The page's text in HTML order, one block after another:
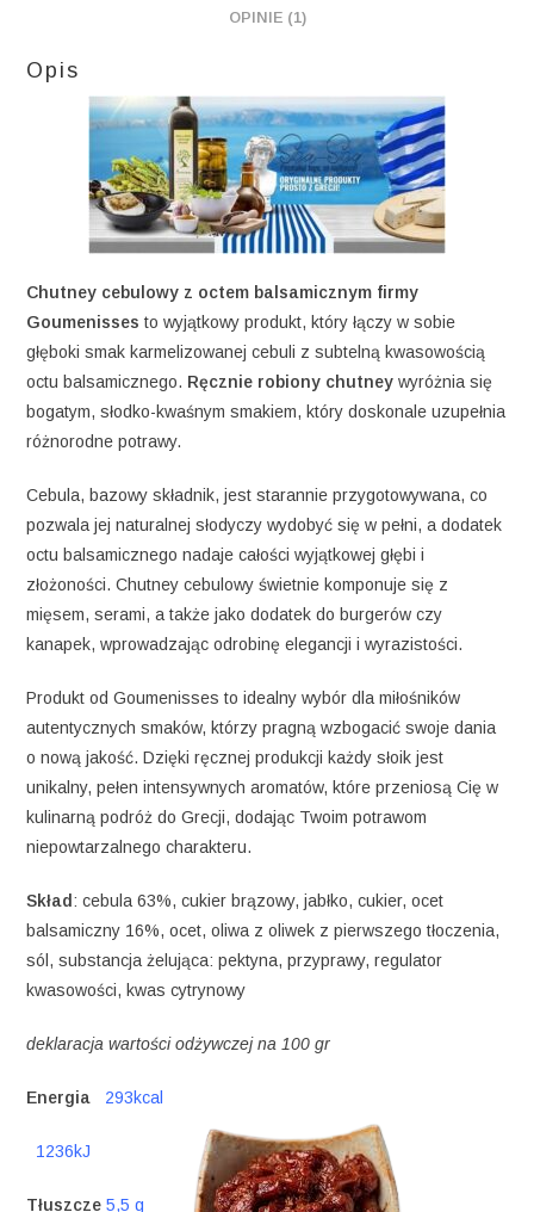
OPINIE (1)
Opis
Chutney cebulowy z octem balsamicznym firmy
Goumenisses to wyjątkowy produkt, który łączy w sobie
głęboki smak karmelizowanej cebuli z subtelną kwasowością
octu balsamicznego. Ręcznie robiony chutney wyróżnia się
bogatym, słodko-kwaśnym smakiem, który doskonale uzupełnia
różnorodne potrawy.
Cebula, bazowy składnik, jest starannie przygotowywana, co
pozwala jej naturalnej słodyczy wydobyć się w pełni, a dodatek
octu balsamicznego nadaje całości wyjątkowej głębi i
złożoności. Chutney cebulowy świetnie komponuje się z
mięsem, serami, a także jako dodatek do burgerów czy
kanapek, wprowadzając odrobinę elegancji i wyrazistości.
Produkt od Goumenisses to idealny wybór dla miłośników
autentycznych smaków, którzy pragną wzbogacić swoje dania
o nową jakość. Dzięki ręcznej produkcji każdy słoik jest
unikalny, pełen intensywnych aromatów, które przeniosą Cię w
kulinarną podróż do Grecji, dodając Twoim potrawom
niepowtarzalnego charakteru.
Skład : cebula 63%, cukier brązowy, jabłko, cukier, ocet
balsamiczny 16%, ocet, oliwa z oliwek z pierwszego tłoczenia,
sól, substancja żelująca: pektyna, przyprawy, regulator
kwasowości, kwas cytrynowy
deklaracja wartości odżywczej na 100 gr
Energia 293kcal
1236kJ
Tłuszcze 5,5 g